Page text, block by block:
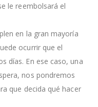
le reembolsará el
en la gran mayoría
ocurrir que el
días. En ese caso, una
nos pondremos
que decida qué hacer